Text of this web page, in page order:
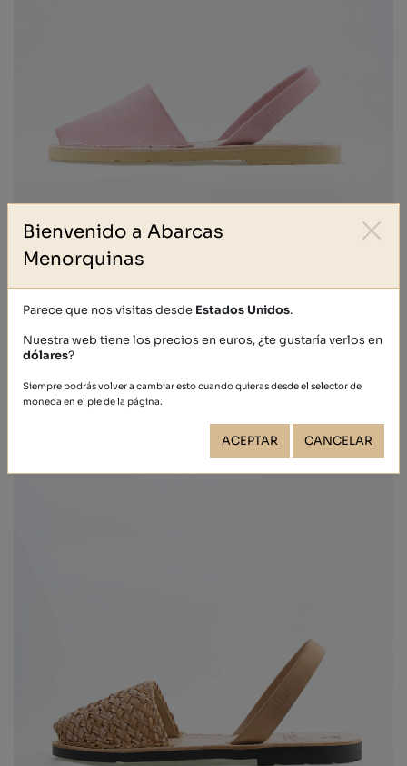
39,40 €
Bienvenido a Abarcas
Menorquinas
Parece que nos visitas desde Estados Unidos.
Nuestra web tiene los precios en euros, ¿te gustaría verlos en
dólares?
Siempre podrás volver a cambiar esto cuando quieras desde el selector de
moneda en el pie de la página.
ACEPTAR CANCELAR